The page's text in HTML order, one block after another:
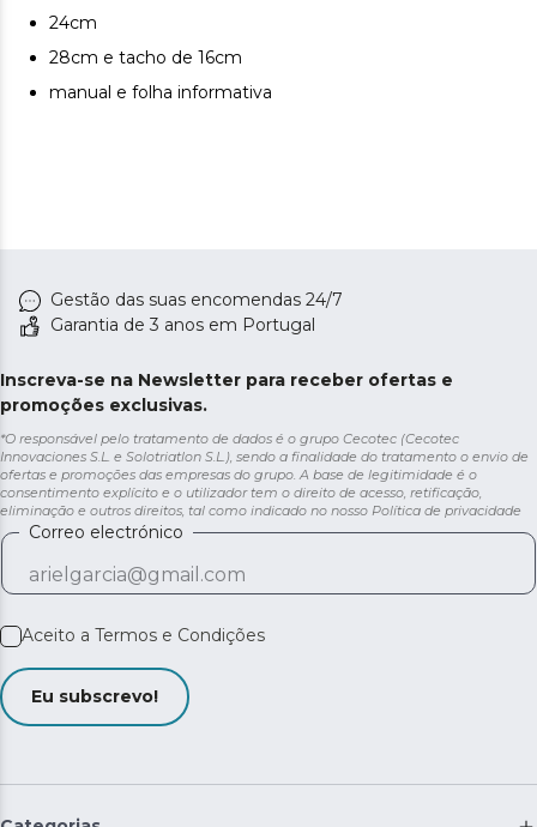
24cm
28cm e tacho de 16cm
manual e folha informativa
Gestão das suas encomendas 24/7
Garantia de 3 anos em Portugal
Inscreva-se na Newsletter para receber ofertas e
promoções exclusivas.
*O responsável pelo tratamento de dados é o grupo Cecotec (Cecotec
Innovaciones S.L. e Solotriatlon S.L.), sendo a finalidade do tratamento o envio de
ofertas e promoções das empresas do grupo. A base de legitimidade é o
consentimento explícito e o utilizador tem o direito de acesso, retificação,
eliminação e outros direitos, tal como indicado no nosso Política de privacidade
Correo electrónico
Aceito a Termos e Condições
Eu subscrevo!